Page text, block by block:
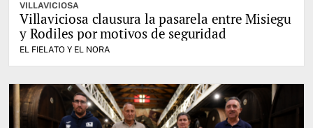
VILLAVICIOSA
Villaviciosa clausura la pasarela entre Misiegu
y Rodiles por motivos de seguridad
EL FIELATO Y EL NORA